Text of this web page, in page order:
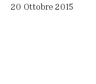
20 Ottobre 2015